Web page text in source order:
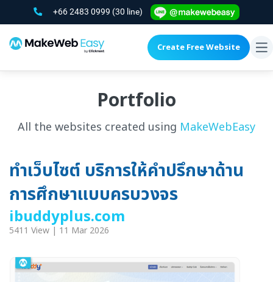
+66 2483 0999 (30 line)
Create Free Website
Portfolio
All the websites created using MakeWebEasy
ทำเว็บไซต์ บริการให้คำปรึกษาด้าน
การศึกษาแบบครบวงจร
ibuddyplus.com
5411 View | 11 Mar 2026